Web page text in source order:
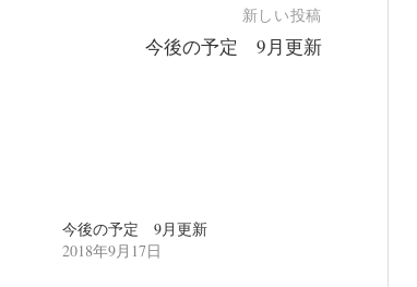
新しい投稿
今後の予定 9月更新
今後の予定 9月更新
2018年9月17日